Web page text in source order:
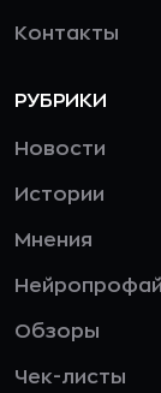
Контакты
РУБРИКИ
Новости
Истории
Мнения
Обзоры
Чек-листы